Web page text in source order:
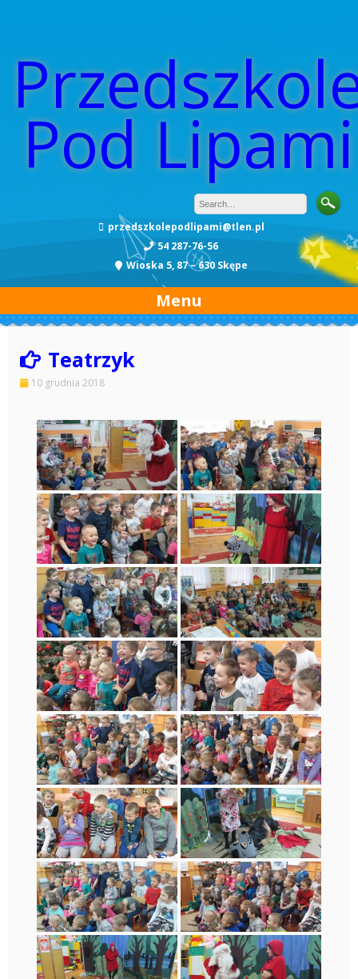
Pod Lipami
przedszkolepodlipami@tlen.pl
54 287-76-56
Wioska 5, 87 – 630 Skępe
Menu
Teatrzyk
10 grudnia 2018